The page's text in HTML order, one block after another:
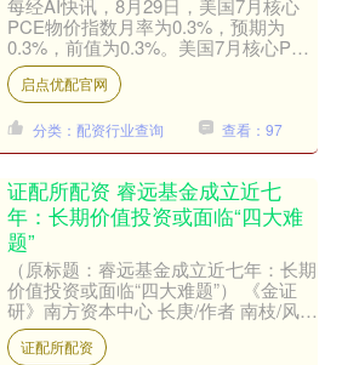
每经AI快讯，8月29日，美国7月核心
PCE物价指数月率为0.3%，预期为
0.3%，前值为0.3%。美国7月核心PCE
物价指数年率为2.9%，预期为2.9%，
前....
启点优配官网
分类：配资行业查询 查看：97
证配所配资 睿远基金成立近七
年：长期价值投资或面临“四大难
题”
（原标题：睿远基金成立近七年：长期
价值投资或面临“四大难题”） 《金证
研》南方资本中心 长庚/作者 南枝/风控
2025年5月印发的《推动公募基金高质
量发展行动....
证配所配资